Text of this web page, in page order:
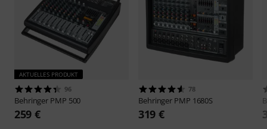
AKTUELLES PRODUKT
96
Behringer PMP 500
259 €
78
Behringer PMP 1680S
319 €